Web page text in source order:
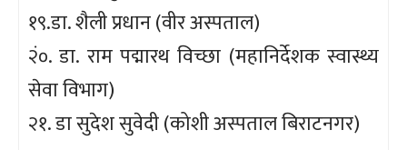
१९.डा. शैली प्रधान (वीर अस्पताल)
२ं०. डा. राम पद्मारथ विच्छा (महानिर्देशक स्वास्थ्य
सेवा विभाग)
२१. डा सुदेश सुवेदी (कोशी अस्पताल बिराटनगर)